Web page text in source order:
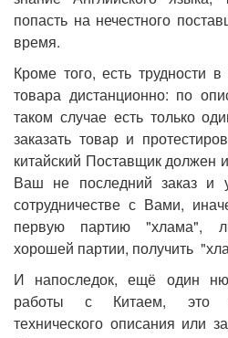
попасть на нечестного
время.
Кроме того, есть трудности
товара дистанционно: по
таком случае есть только
заказать товар и
китайский Поставщик должен
Ваш не последний заказ и
сотрудничестве с Вами,
первую партию "хлама",
хорошей партии, получить
И напоследок, ещё один
работы с Китаем, это
технического описания или